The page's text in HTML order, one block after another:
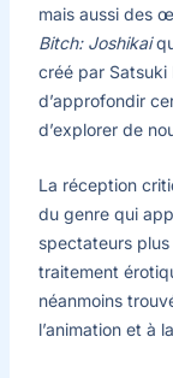
mais aussi des
Bitch: Joshikai
créé par Satsuki
d’approfondir
d’explorer de
La réception
du genre qui
spectateurs
traitement
néanmoins
l’animation et à